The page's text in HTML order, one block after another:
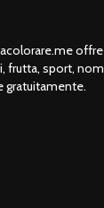
frutta, sport,
gratuitamente.